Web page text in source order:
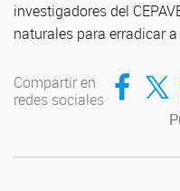
investigadores del
naturales para erradicar
Compartir en
redes sociales
Compartir